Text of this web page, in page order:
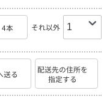
4本 それ以外
送る
配送先の住所を
指定する